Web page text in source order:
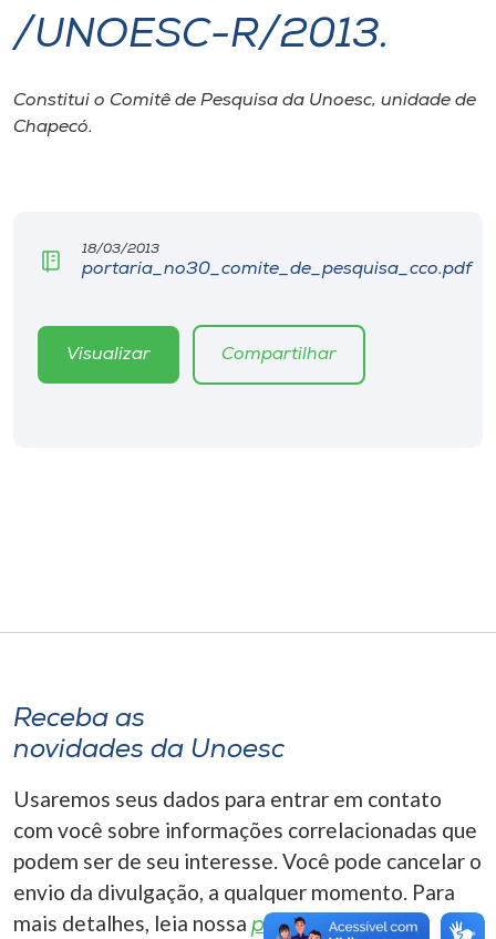
I.nova
Diplomados
CPA
Editora
Selecione
o idioma
/UNOESC-R/2013.
Constitui o Comitê de Pesquisa da Unoesc, unidade de
Chapecó.
18/03/2013
portaria_no30_comite_de_pesquisa_cco.pdf
Visualizar Compartilhar
Receba as
novidades da Unoesc
Usaremos seus dados para entrar em contato
com você sobre informações correlacionadas que
podem ser de seu interesse. Você pode cancelar o
envio da divulgação, a qualquer momento. Para
mais detalhes, leia nossa política de